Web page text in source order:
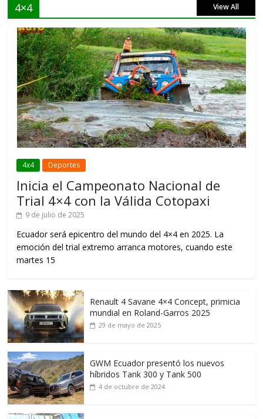
4×4 View All
4x4 Deportes
Inicia el Campeonato Nacional de
Trial 4×4 con la Válida Cotopaxi
9 de julio de 2025
Ecuador será epicentro del mundo del 4×4 en 2025. La
emoción del trial extremo arranca motores, cuando este
martes 15
Renault 4 Savane 4×4 Concept, primicia
mundial en Roland-Garros 2025
29 de mayo de 2025
GWM Ecuador presentó los nuevos
híbridos Tank 300 y Tank 500
4 de octubre de 2024